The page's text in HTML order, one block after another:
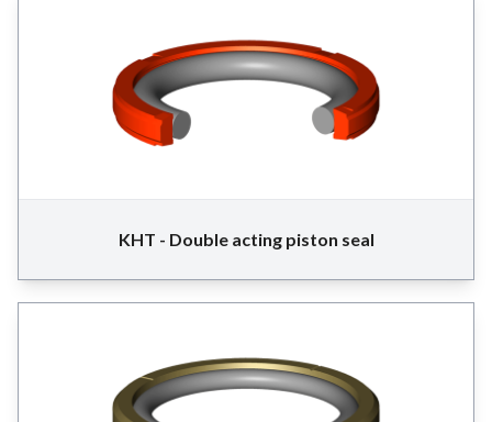
KHT - Double acting piston seal